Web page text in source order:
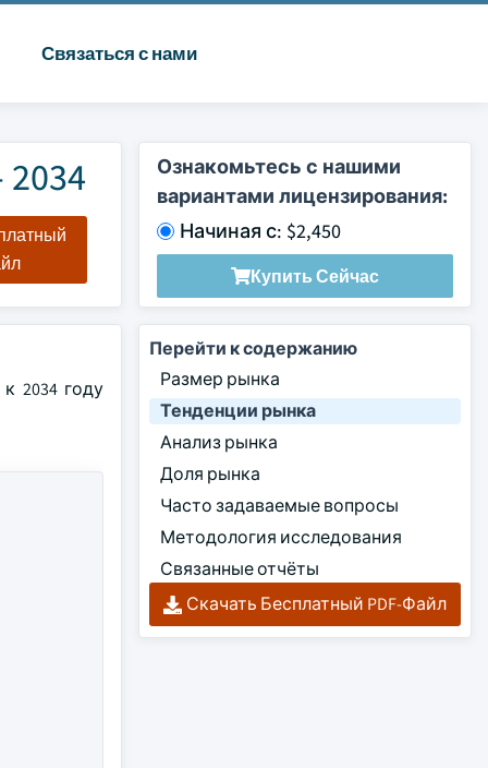
Связаться с нами
Ознакомьтесь с нашими
вариантами лицензирования:
Начиная с: $2,450
Купить Сейчас
2034 году
Перейти к содержанию
Размер рынка
Тенденции рынка
Анализ рынка
Доля рынка
Часто задаваемые вопросы
Методология исследования
Связанные отчёты
Скачать Бесплатный PDF-Файл